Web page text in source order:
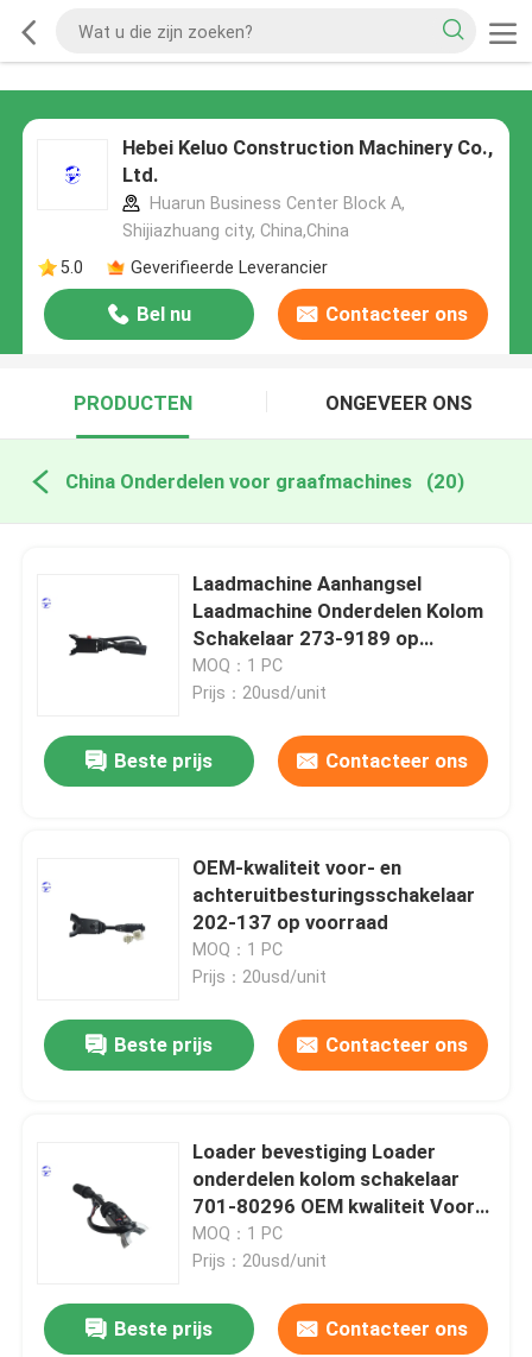
Hebei Keluo Construction Machinery Co.,
Ltd.
Huarun Business Center Block A,
Shijiazhuang city, China,China
5.0
Geverifieerde Leverancier
Bel nu Contacteer ons
PRODUCTEN ONGEVEER ONS
China Onderdelen voor graafmachines (20)
Laadmachine Aanhangsel
Laadmachine Onderdelen Kolom
Schakelaar 273-9189 op
voorraad
MOQ：1 PC
Prijs：20usd/unit
Beste prijs Contacteer ons
OEM-kwaliteit voor- en
achteruitbesturingsschakelaar
202-137 op voorraad
MOQ：1 PC
Prijs：20usd/unit
Beste prijs Contacteer ons
Loader bevestiging Loader
onderdelen kolom schakelaar
701-80296 OEM kwaliteit Voor
Jcb
MOQ：1 PC
Prijs：20usd/unit
Beste prijs Contacteer ons